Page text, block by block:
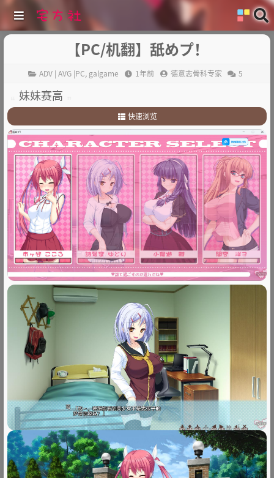
【PC/机翻】舐めプ！
ADV | AVG |PC, galgame 1年前 德意志骨科专家 5
妹妹赛高
快速浏览
1.故事简介
2 .其他